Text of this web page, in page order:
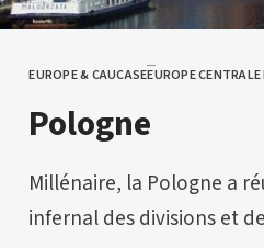
CATEGORY
EUROPE & CAUCASEEUROPE
Pologne
Millénaire, la Pologne a
infernal des divisions et